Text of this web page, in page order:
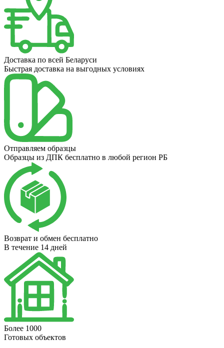
Доставка по всей Беларуси
Быстрая доставка на выгодных условиях
Отправляем образцы
Образцы из ДПК бесплатно в любой регион РБ
Возврат и обмен бесплатно
В течение 14 дней
Более 1000
Готовых объектов